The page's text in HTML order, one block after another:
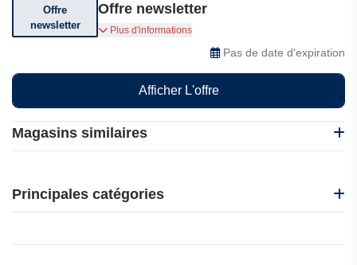
Magasins similaires
Qustodio
Depositphotos
Chaine tronconneuse
Principales catégories
Offre
newsletter
Offre newsletter
Abonnez-vous pour recevoir des réductions
Plus d'informations
Pas de date d'expiration
Afficher L'offre